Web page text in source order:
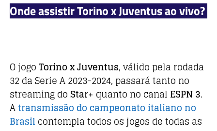
Onde assistir Torino x Juventus ao vivo?
O jogoTorino x Juventus, válido pela rodada
32 da Serie A 2023-2024, passará tanto no
streaming doStar+ quanto no canal ESPN 3.
Atransmissão do campeonato italiano no
Brasil contempla todos os jogos de todas as